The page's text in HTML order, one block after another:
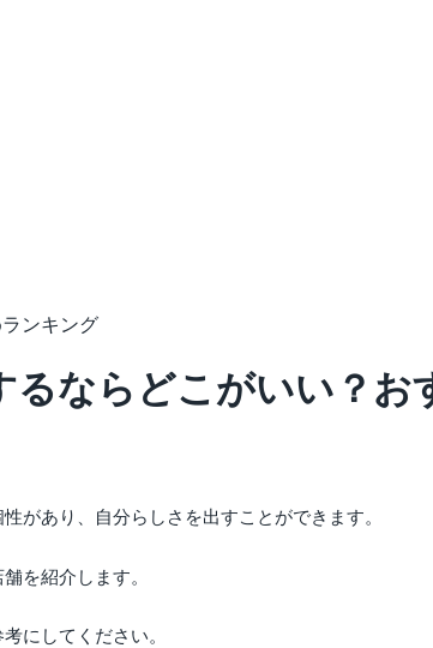
ンキング
ならどこがいい？お
があり、自分らしさを出すことができます。
を紹介します。
にしてください。